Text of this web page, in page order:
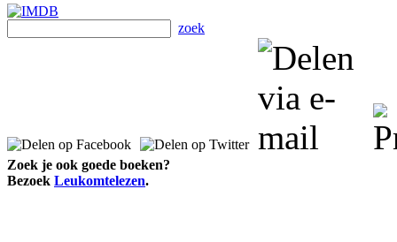
zoek
Zoek je ook goede boeken?
Bezoek Leukomtelezen.